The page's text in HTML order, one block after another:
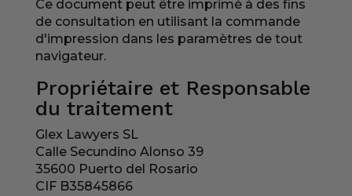
Ce document peut être imprimé à des fins
de consultation en utilisant la commande
d'impression dans les paramètres de tout
navigateur.
Propriétaire et Responsable
du traitement
Glex Lawyers SL
Calle Secundino Alonso 39
35600 Puerto del Rosario
CIF B35845866